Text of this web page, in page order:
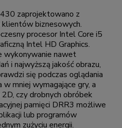
zaprojektowano z
biznesowych.
procesor Intel Core i5
Intel HD Graphics.
wykonywanie nawet
i najwyższą jakość obrazu,
się podczas oglądania
mniej wymagające gry, a
czy drobnych obróbek
pamięci DRR3 możliwe
lub programów
zużyciu energii.